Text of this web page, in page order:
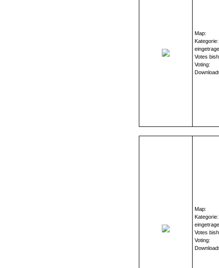
Map:
Kategorie:
Votes
Voting:
Map:
Kategorie:
Votes
Voting: